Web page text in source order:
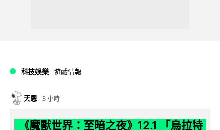
科技娛樂 遊戲情報
天恩 3 小時
《魔獸世界：至暗之夜》12.1 「烏拉特